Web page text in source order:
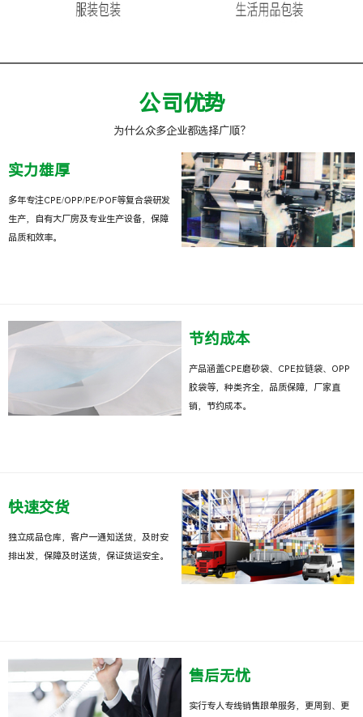
公司优势
为什么众多企业都选择广顺？
实力雄厚
多年专注CPE/OPP/PE/POF等复合袋研发
生产，自有大厂房及专业生产设备，保障
品质和效率。
节约成本
产品涵盖CPE磨砂袋、CPE拉链袋、OPP
胶袋等，种类齐全，品质保障，厂家直
销，节约成本。
快速交货
独立成品仓库，客户一通知送货，及时安
排出发，保障及时送货，保证货运安全。
售后无忧
实行专人专线销售跟单服务，更周到、更